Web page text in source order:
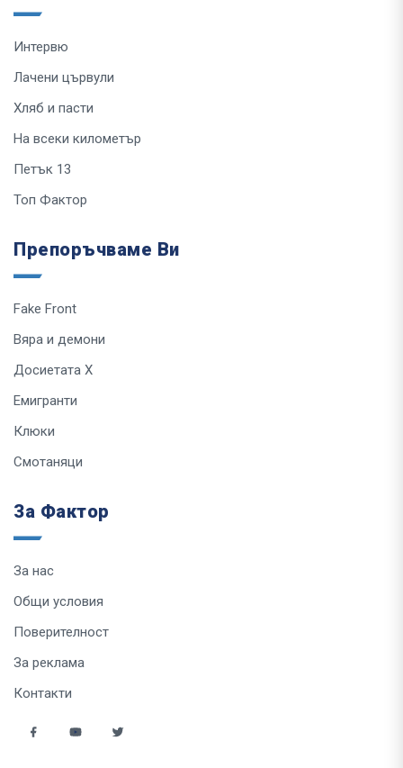
Интервю
Лачени цървули
Хляб и пасти
На всеки километър
Петък 13
Топ Фактор
Препоръчваме Ви
Fake Front
Вяра и демони
Досиетата Х
Емигранти
Клюки
Смотаняци
За Фактор
За нас
Общи условия
Поверителност
За реклама
Контакти